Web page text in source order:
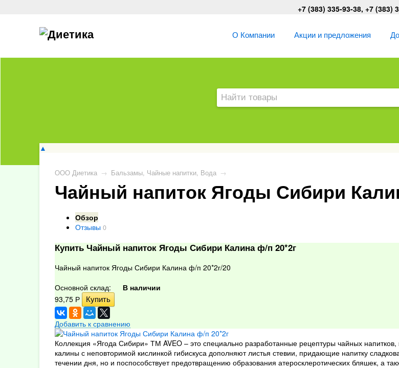
+7 (383) 335-93-38, +7 (383)
О Компании Акции и предложения
▲
ООО Диетика → Бальзамы, Чайные напитки, Вода →
Чайный напиток Ягоды Сибири
Обзор
Отзывы 0
Купить Чайный напиток Ягоды Сибири Калина ф/п 20*2г
Чайный напиток Ягоды Сибири Калина ф/п 20*2г/20
Основной склад:
В наличии
93,75 Р
Добавить к сравнению
Коллекция «Ягода Сибири» ТМ AVEO – это специально разработанные рецептуры чайных
калины с неповторимой кислинкой гибискуса дополняют листья стевии, придающие напитку
течении дня, но и поспособствует предотвращению образования атеросклеротических бляшек, а